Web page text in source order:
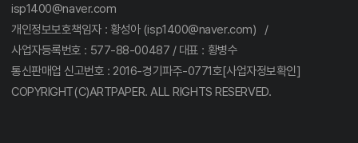
isp1400@naver.com
개인정보보호책임자 : 황성아 (isp1400@naver.com) /
사업자등록번호 : 577-88-00487 / 대표 : 황병수
통신판매업 신고번호 : 2016-경기파주-0771호[사업자정보확인]
COPYRIGHT(C)ARTPAPER. ALL RIGHTS RESERVED.